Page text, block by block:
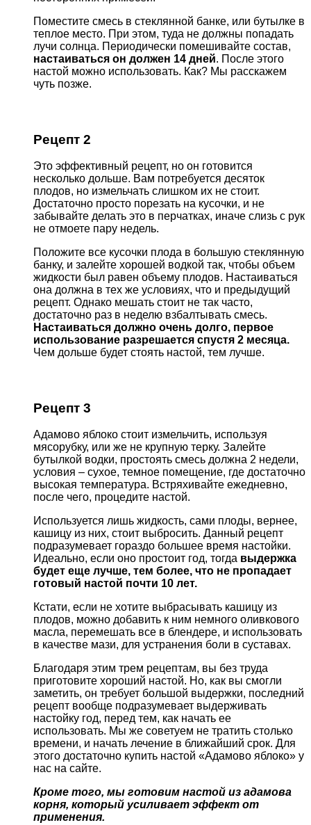
Поместите смесь в стеклянной банке, или бутылке в
теплое место. При этом, туда не должны попадать
лучи солнца. Периодически помешивайте состав,
настаиваться он должен 14 дней. После этого
настой можно использовать. Как? Мы расскажем
чуть позже.
Рецепт 2
Это эффективный рецепт, но он готовится
несколько дольше. Вам потребуется десяток
плодов, но измельчать слишком их не стоит.
Достаточно просто порезать на кусочки, и не
забывайте делать это в перчатках, иначе слизь с рук
не отмоете пару недель.
Положите все кусочки плода в большую стеклянную
банку, и залейте хорошей водкой так, чтобы объем
жидкости был равен объему плодов. Настаиваться
она должна в тех же условиях, что и предыдущий
рецепт. Однако мешать стоит не так часто,
достаточно раз в неделю взбалтывать смесь.
Настаиваться должно очень долго, первое
использование разрешается спустя 2 месяца.
Чем дольше будет стоять настой, тем лучше.
Рецепт 3
Адамово яблоко стоит измельчить, используя
мясорубку, или же не крупную терку. Залейте
бутылкой водки, простоять смесь должна 2 недели,
условия – сухое, темное помещение, где достаточно
высокая температура. Встряхивайте ежедневно,
после чего, процедите настой.
Используется лишь жидкость, сами плоды, вернее,
кашицу из них, стоит выбросить. Данный рецепт
подразумевает гораздо большее время настойки.
Идеально, если оно простоит год, тогда выдержка
будет еще лучше, тем более, что не пропадает
готовый настой почти 10 лет.
Кстати, если не хотите выбрасывать кашицу из
плодов, можно добавить к ним немного оливкового
масла, перемешать все в блендере, и использовать
в качестве мази, для устранения боли в суставах.
Благодаря этим трем рецептам, вы без труда
приготовите хороший настой. Но, как вы смогли
заметить, он требует большой выдержки, последний
рецепт вообще подразумевает выдерживать
настойку год, перед тем, как начать ее
использовать. Мы же советуем не тратить столько
времени, и начать лечение в ближайший срок. Для
этого достаточно купить настой «Адамово яблоко» у
нас на сайте.
Кроме того, мы готовим настой из адамова
корня, который усиливает эффект от
применения.